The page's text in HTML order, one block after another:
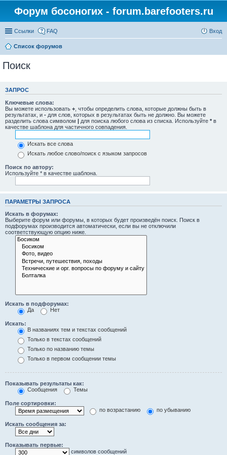
Форум босоногих - forum.barefooters.ru
Ссылки FAQ Вход
Список форумов
Поиск
ЗАПРОС
Ключевые слова:
Вы можете использовать + , чтобы определить слова, которые должны быть в
результатах, и - для слов, которых в результатах быть не должно. Вы можете
разделить слова символом | для поиска любого слова из списка. Используйте * в
качестве шаблона для частичного совпадения.
Искать все слова
Искать любое слово/поиск с языком запросов
Поиск по автору:
Используйте * в качестве шаблона.
ПАРАМЕТРЫ ЗАПРОСА
Искать в форумах:
Выберите форум или форумы, в которых будет произведён поиск. Поиск в
подфорумах производится автоматически, если вы не отключили
соответствующую опцию ниже.
Искать в подфорумах:
Да
Нет
Искать:
В названиях тем и текстах сообщений
Только в текстах сообщений
Только по названию темы
Только в первом сообщении темы
Показывать результаты как:
Сообщения
Темы
Поле сортировки:
по возрастанию
по убыванию
Искать сообщения за:
Показывать первые:
символов сообщений